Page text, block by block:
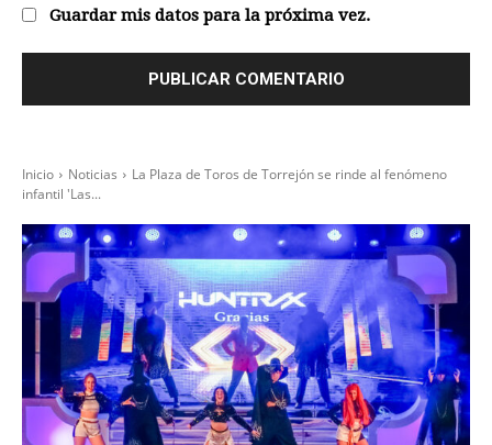
Guardar mis datos para la próxima vez.